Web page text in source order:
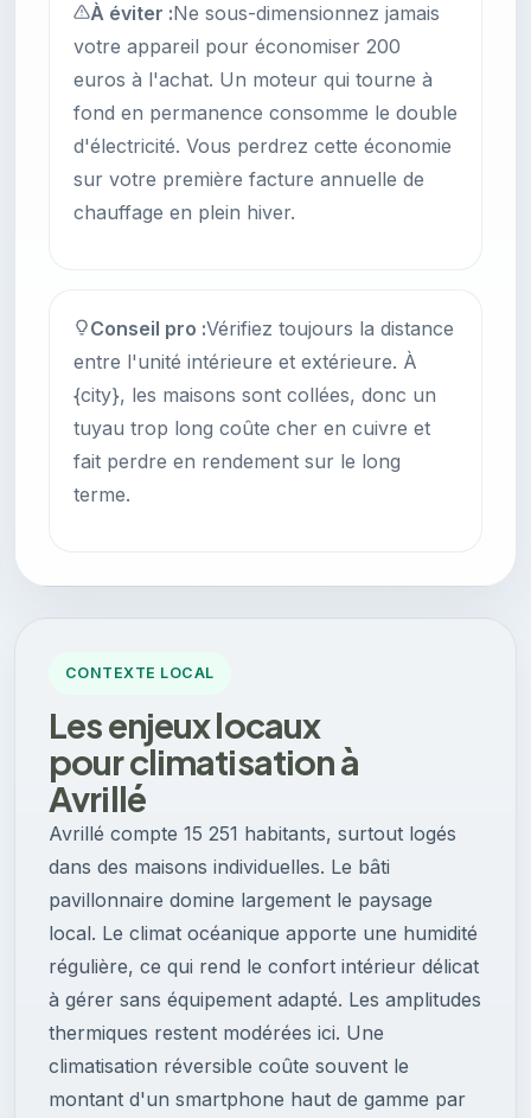
À éviter :Ne sous-dimensionnez jamais
votre appareil pour économiser 200
euros à l'achat. Un moteur qui tourne à
fond en permanence consomme le double
d'électricité. Vous perdrez cette économie
sur votre première facture annuelle de
chauffage en plein hiver.
Conseil pro :Vérifiez toujours la distance
entre l'unité intérieure et extérieure. À
{city}, les maisons sont collées, donc un
tuyau trop long coûte cher en cuivre et
fait perdre en rendement sur le long
terme.
CONTEXTE LOCAL
Les enjeux locaux
pour climatisation à
Avrillé
Avrillé compte 15 251 habitants, surtout logés
dans des maisons individuelles. Le bâti
pavillonnaire domine largement le paysage
local. Le climat océanique apporte une humidité
régulière, ce qui rend le confort intérieur délicat
à gérer sans équipement adapté. Les amplitudes
thermiques restent modérées ici. Une
climatisation réversible coûte souvent le
montant d'un smartphone haut de gamme par